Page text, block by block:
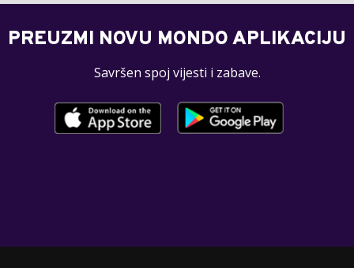
PREUZMI NOVU MONDO APLIKACIJU
Savršen spoj vijesti i zabave.